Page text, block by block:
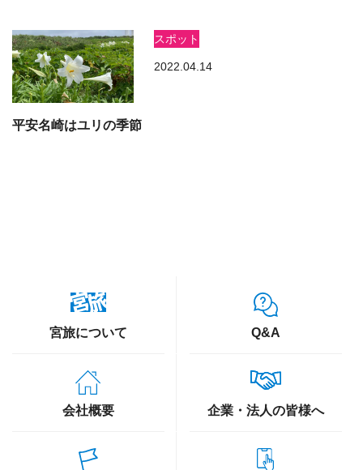
スポット
2022.04.14
平安名崎はユリの季節
宮旅について Q&A
会社概要 企業・法人の皆様へ